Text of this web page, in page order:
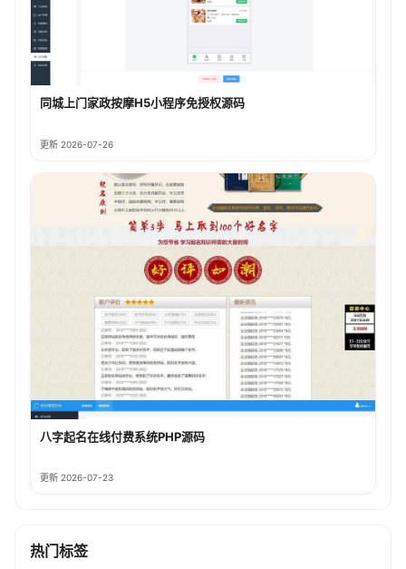
同城上门家政按摩H5小程序免授权源码
更新 2026-07-26
八字起名在线付费系统PHP源码
更新 2026-07-23
热门标签